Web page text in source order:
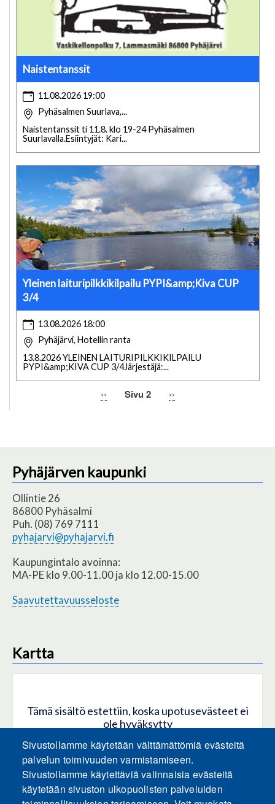
Naistentanssit
11.08.2026 19:00
Pyhäsalmen Suurlava,...
Naistentanssit ti 11.8. klo 19-24 Pyhäsalmen
Suurlavalla.Esiintyjät: Kari...
Yleinen laituripilkkikilpailu PYPI&amp;Kiva CUP
3/4
13.08.2026 18:00
Pyhäjärvi, Hotellin ranta
13.8.2026 YLEINEN LAITURIPILKKIKILPAILU
PYPI&amp;KIVA CUP 3/4Järjestäjä:...
Edellinen
‹‹ Sivu 2
Seuraava
››
Pyhäjärven kaupunki
Ollintie 26
86800 Pyhäsalmi
Puh. (08) 769 7111
pyhajarvi@pyhajarvi.fi
Kaupungintalo avoinna:
MA-PE klo 9.00-11.00 ja klo 12.00-15.00
Saavutettavuusseloste
Kartta
Tämä sisältö estettiin, koska upotusevästeet ei
ole hyväksytty
HYVÄKSY KAIKKI EVÄSTEET
Hyväksy vain upotusevästeet
Sivustollamme käytetään välttämättömiä evästeitä
palvelun toimivuuden varmistamiseen.
Sivustollamme käytettäviä valinnaisia evästeitä
käytetään sivuston ulkopuolisten palveluiden